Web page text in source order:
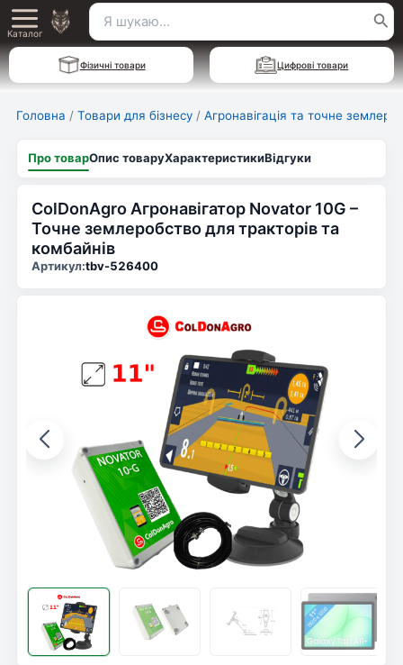
Перейти
до
вмісту
Main
Menu
Каталог
Пошук
для:
Фізичні товари Цифрові товари
Головна / Товари для бізнесу / Агронавігація та точне
Про товарОпис товаруХарактеристикиВідгуки
ColDonAgro Агронавігатор Novator 10G –
Точне землеробство для тракторів та
комбайнів
Артикул:tbv-526400